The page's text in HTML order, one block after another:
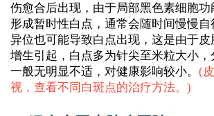
伤愈合后出现，由于局部黑色素细胞功
形成暂时性白点，通常会随时间慢慢
异位也可能导致白点出现，这是由于
增生引起，白点多为针尖至米粒大小，
一般无明显不适，对健康影响较小。 (
视，查看不同白斑点的治疗方法。 )